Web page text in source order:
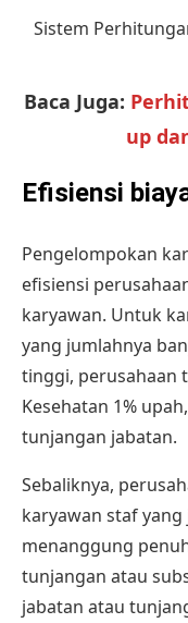
Sistem
Baca Juga:
up
Efisiensi
Pengelompokan
efisiensi
karyawan. Untuk
yang jumlahnya
tinggi, perusahaan
Kesehatan 1%
tunjangan jabatan.
Sebaliknya,
karyawan staf
menanggung
tunjangan atau
jabatan atau